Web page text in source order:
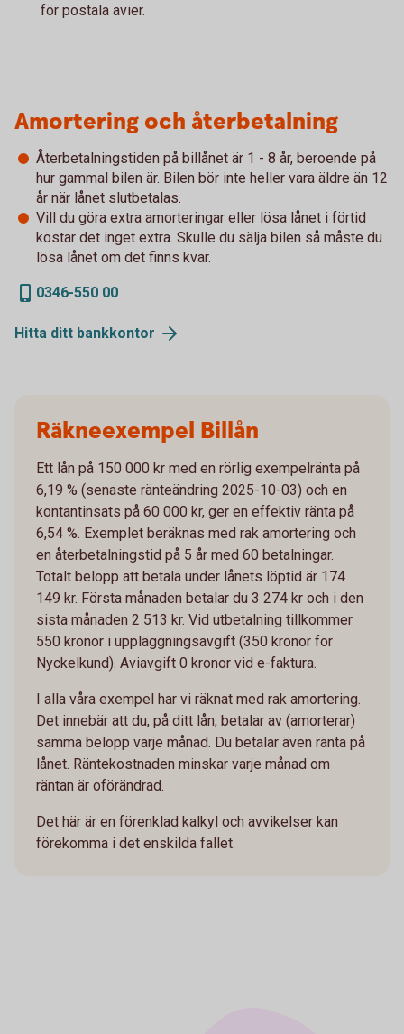
för postala avier.
Amortering och återbetalning
Återbetalningstiden på billånet är 1 - 8 år, beroende på
hur gammal bilen är. Bilen bör inte heller vara äldre än 12
år när lånet slutbetalas.
Vill du göra extra amorteringar eller lösa lånet i förtid
kostar det inget extra. Skulle du sälja bilen så måste du
lösa lånet om det finns kvar.
0346-550 00
Hitta ditt bankkontor
Räkneexempel Billån
Ett lån på 150 000 kr med en rörlig exempelränta på
6,19 % (senaste ränteändring 2025-10-03) och en
kontantinsats på 60 000 kr, ger en effektiv ränta på
6,54 %. Exemplet beräknas med rak amortering och
en återbetalningstid på 5 år med 60 betalningar.
Totalt belopp att betala under lånets löptid är 174
149 kr. Första månaden betalar du 3 274 kr och i den
sista månaden 2 513 kr. Vid utbetalning tillkommer
550 kronor i uppläggningsavgift (350 kronor för
Nyckelkund). Aviavgift 0 kronor vid e-faktura.
I alla våra exempel har vi räknat med rak amortering.
Det innebär att du, på ditt lån, betalar av (amorterar)
samma belopp varje månad. Du betalar även ränta på
lånet. Räntekostnaden minskar varje månad om
räntan är oförändrad.
Det här är en förenklad kalkyl och avvikelser kan
förekomma i det enskilda fallet.